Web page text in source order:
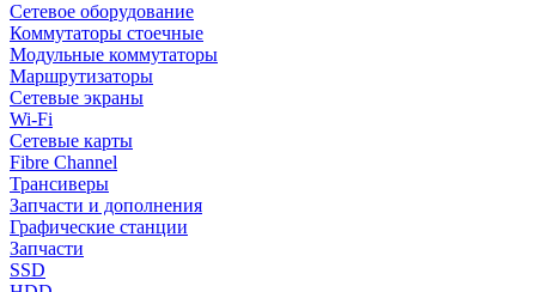
Сетевое оборудование
Коммутаторы стоечные
Модульные коммутаторы
Маршрутизаторы
Сетевые экраны
Wi-Fi
Сетевые карты
Fibre Channel
Трансиверы
Запчасти и дополнения
Графические станции
Запчасти
SSD